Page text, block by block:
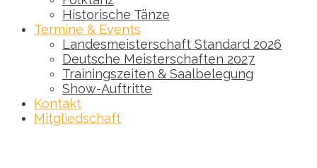
Historische Tänze
Termine & Events
Landesmeisterschaft Standard 2026
Deutsche Meisterschaften 2027
Trainingszeiten & Saalbelegung
Show-Auftritte
Kontakt
Mitgliedschaft